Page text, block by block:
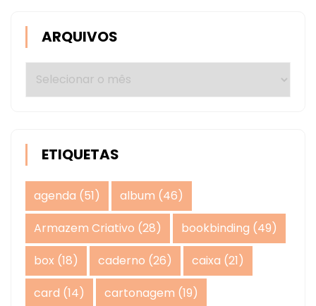
ARQUIVOS
Arquivos
ETIQUETAS
agenda (51) album (46)
Armazem Criativo (28) bookbinding (49)
box (18) caderno (26) caixa (21)
card (14) cartonagem (19)